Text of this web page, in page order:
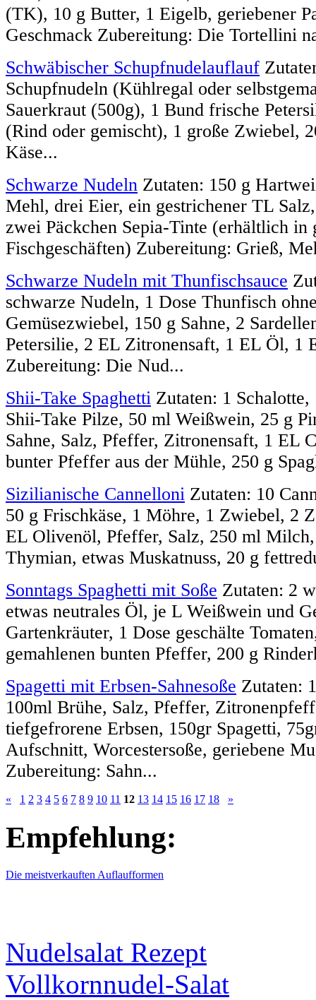
(TK), 10 g Butter, 1 Eigelb, geriebener
Geschmack Zubereitung: Die Tortellini
Schwäbischer Schupfnudelauflauf
Schupfnudeln (Kühlregal oder
Sauerkraut (500g), 1 Bund frische
(Rind oder gemischt), 1 große Zwiebel,
Käse...
Schwarze Nudeln Zutaten: 150 g
Mehl, drei Eier, ein gestrichener TL
zwei Päckchen Sepia-Tinte (erhältlich in
Fischgeschäften) Zubereitung: Grieß,
Schwarze Nudeln mit Thunfischsauce
schwarze Nudeln, 1 Dose Thunfisch
Gemüsezwiebel, 150 g Sahne, 2
Petersilie, 2 EL Zitronensaft, 1 EL Öl, 1
Zubereitung: Die Nud...
Shii-Take Spaghetti Zutaten: 1
Shii-Take Pilze, 50 ml Weißwein, 25 g
Sahne, Salz, Pfeffer, Zitronensaft, 1 EL
bunter Pfeffer aus der Mühle, 250 g
Sizilianische Cannelloni Zutaten: 10
50 g Frischkäse, 1 Möhre, 1 Zwiebel, 2
EL Olivenöl, Pfeffer, Salz, 250 ml
Thymian, etwas Muskatnuss, 20 g
Sonntags Spaghetti mit Soße Zutaten: 2
etwas neutrales Öl, je L Weißwein und
Gartenkräuter, 1 Dose geschälte
gemahlenen bunten Pfeffer, 200 g
Spagetti mit Erbsen-Sahnesoße Zutaten:
100ml Brühe, Salz, Pfeffer,
tiefgefrorene Erbsen, 150gr Spagetti,
Aufschnitt, Worcestersoße, geriebene
Zubereitung: Sahn...
« 1 2 3 4 5 6 7 8 9 10 11 12 13 14 15 16 17 18 »
Empfehlung:
Die meistverkauften Auflaufformen
Nudelsalat Rezept
Vollkornnudel-Salat